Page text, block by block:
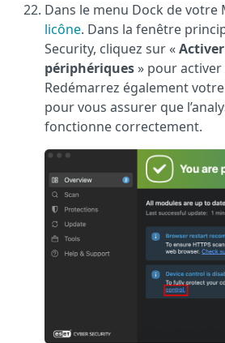
Dans le menu Dock de votre
licône. Dans la fenêtre
Security, cliquez sur «
périphériques» pour
Redémarrez également
pour vous assurer que
fonctionne correctement.